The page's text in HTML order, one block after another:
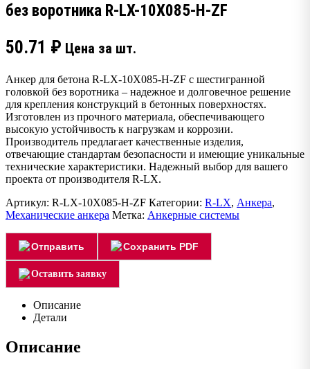
без воротника R-LX-10X085-H-ZF
50.71 ₽ Цена за шт.
Анкер для бетона R-LX-10X085-H-ZF с шестигранной
головкой без воротника – надежное и долговечное решение
для крепления конструкций в бетонных поверхностях.
Изготовлен из прочного материала, обеспечивающего
высокую устойчивость к нагрузкам и коррозии.
Производитель предлагает качественные изделия,
отвечающие стандартам безопасности и имеющие уникальные
технические характеристики. Надежный выбор для вашего
проекта от производителя R-LX.
Артикул: R-LX-10X085-H-ZF Категории: R-LX, Анкера,
Механические анкера Метка: Анкерные системы
Отправить Сохранить PDF
Оставить заявку
Описание
Детали
Описание